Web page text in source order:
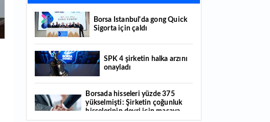
var
10:56 4A, 4B emekli maaşı zam farkı ödeme tarihi
maaşı sorgulama ekranı
10:27
Koç Holding 2026 yılı ilk yarı finansal
10:16
aldı
Borsa İstanbul'da gong Quick
Sigorta için çaldı
SPK 4 şirketin halka arzını
onayladı
Borsada hisseleri yüzde 375
yükselmişti: Şirketin çoğunluk
hisselerinin devri için masaya
oturuldu